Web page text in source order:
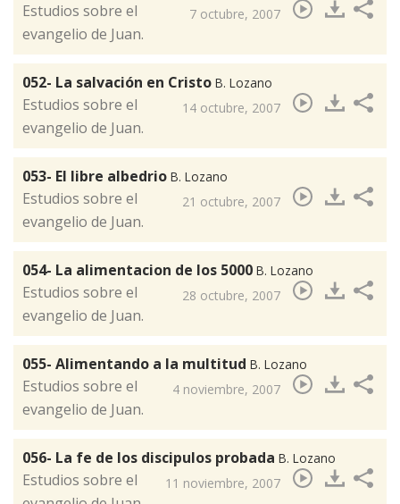
7 octubre, 2007
​Estudios sobre el
evangelio de Juan.
052- La salvación en Cristo B. Lozano
14 octubre, 2007
​Estudios sobre el
evangelio de Juan.
053- El libre albedrio B. Lozano
21 octubre, 2007
Estudios sobre el
evangelio de Juan.
054- La alimentacion de los 5000 B. Lozano
28 octubre, 2007
​Estudios sobre el
evangelio de Juan.
055- Alimentando a la multitud B. Lozano
4 noviembre, 2007
​Estudios sobre el
evangelio de Juan.
056- La fe de los discipulos probada B. Lozano
11 noviembre, 2007
​Estudios sobre el